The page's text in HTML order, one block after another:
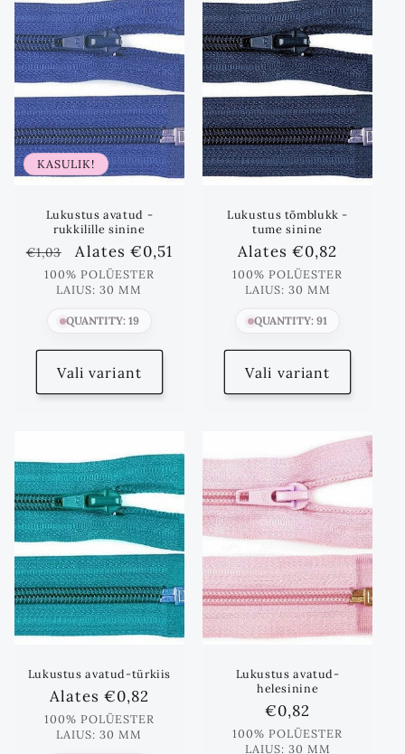
KASULIK!
Lukustus avatud -
rukkilille sinine
Standards
hind
€1,03 Lõpphind
Alates €0,51
100% POLÜESTER
LAIUS: 30 MM
QUANTITY: 19
Vali variant
Lukustus tõmblukk -
tume sinine
Standards
hind
Alates€0,82
100% POLÜESTER
LAIUS: 30 MM
QUANTITY: 91
Vali variant
Lukustus avatud-türkiis
Standards
hind
Alates €0,82
100% POLÜESTER
LAIUS: 30 MM
Lukustus avatud-
helesinine
Standards
hind
€0,82
100% POLÜESTER
LAIUS: 30 MM